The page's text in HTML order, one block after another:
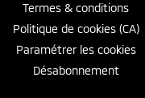
Termes & conditions
Politique de cookies (CA)
Paramétrer les cookies
Désabonnement